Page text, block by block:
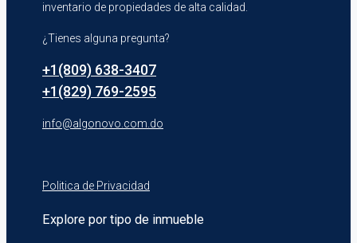
inventario de propiedades de alta calidad.
¿Tienes alguna pregunta?
+1(809) 638-3407
+1(829) 769-2595
info@algonovo.com.do
Politica de Privacidad
Explore por tipo de inmueble